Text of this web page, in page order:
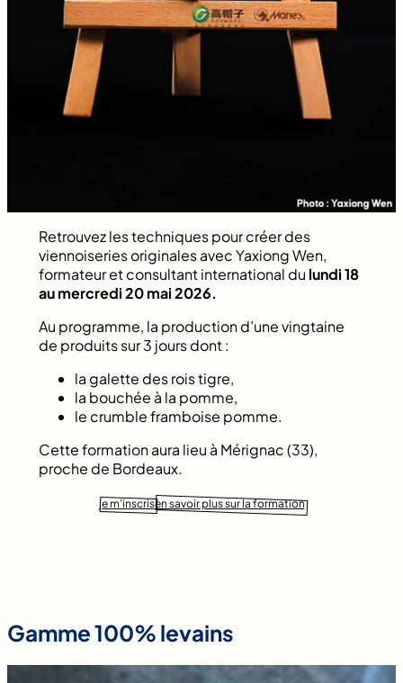
Retrouvez les techniques pour créer des
viennoiseries originales avec Yaxiong Wen,
formateur et consultant international du lundi 18
au mercredi 20 mai 2026.
Au programme, la production d’une vingtaine
de produits sur 3 jours dont :
la galette des rois tigre,
la bouchée à la pomme,
le crumble framboise pomme.
Cette formation aura lieu à Mérignac (33),
proche de Bordeaux.
je m’inscrisen savoir plus sur la formation
Gamme 100% levains